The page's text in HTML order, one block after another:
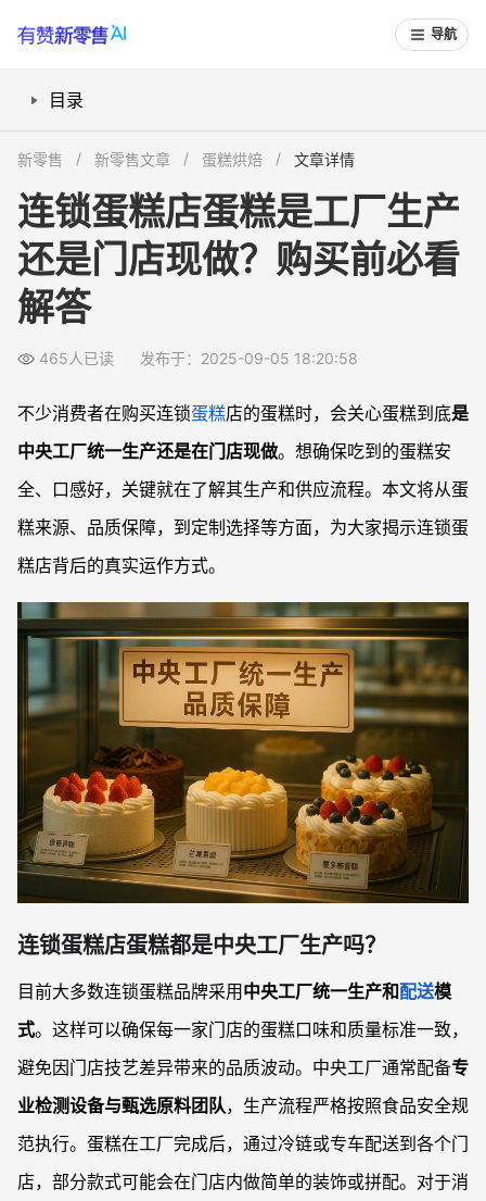
导航
目录
门店现做与工厂生产口感有何差别？
蛋糕定制和健康成分有什么可选项？
连锁蛋糕店和自营蛋糕店有何区别？
常见问题
连锁蛋糕店能买到当天现做的蛋糕吗？
连锁蛋糕店可以做个性定制吗？
如何甄别连锁蛋糕店的蛋糕品质？
新零售 新零售文章 蛋糕烘焙 文章详情
连锁蛋糕店蛋糕是工厂生产
还是门店现做？购买前必看
解答
465人已读 发布于：2025-09-05 18:20:58
不少消费者在购买连锁蛋糕店的蛋糕时，会关心蛋糕到底是
中央工厂统一生产还是在门店现做。想确保吃到的蛋糕安
全、口感好，关键就在了解其生产和供应流程。本文将从蛋
糕来源、品质保障，到定制选择等方面，为大家揭示连锁蛋
糕店背后的真实运作方式。
连锁蛋糕店蛋糕都是中央工厂生产吗？
目前大多数连锁蛋糕品牌采用 中央工厂统一生产和配送模
式。这样可以确保每一家门店的蛋糕口味和质量标准一致，
避免因门店技艺差异带来的品质波动。中央工厂通常配备专
业检测设备与甄选原料团队，生产流程严格按照食品安全规
范执行。蛋糕在工厂完成后，通过冷链或专车配送到各个门
店，部分款式可能会在门店内做简单的装饰或拼配。对于消